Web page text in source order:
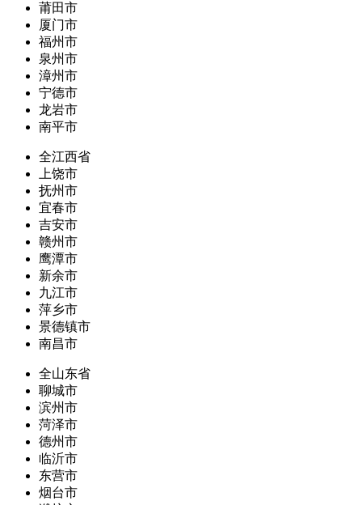
莆田市
厦门市
福州市
泉州市
漳州市
宁德市
龙岩市
南平市
全江西省
上饶市
抚州市
宜春市
吉安市
赣州市
鹰潭市
新余市
九江市
萍乡市
景德镇市
南昌市
全山东省
聊城市
滨州市
菏泽市
德州市
临沂市
东营市
烟台市